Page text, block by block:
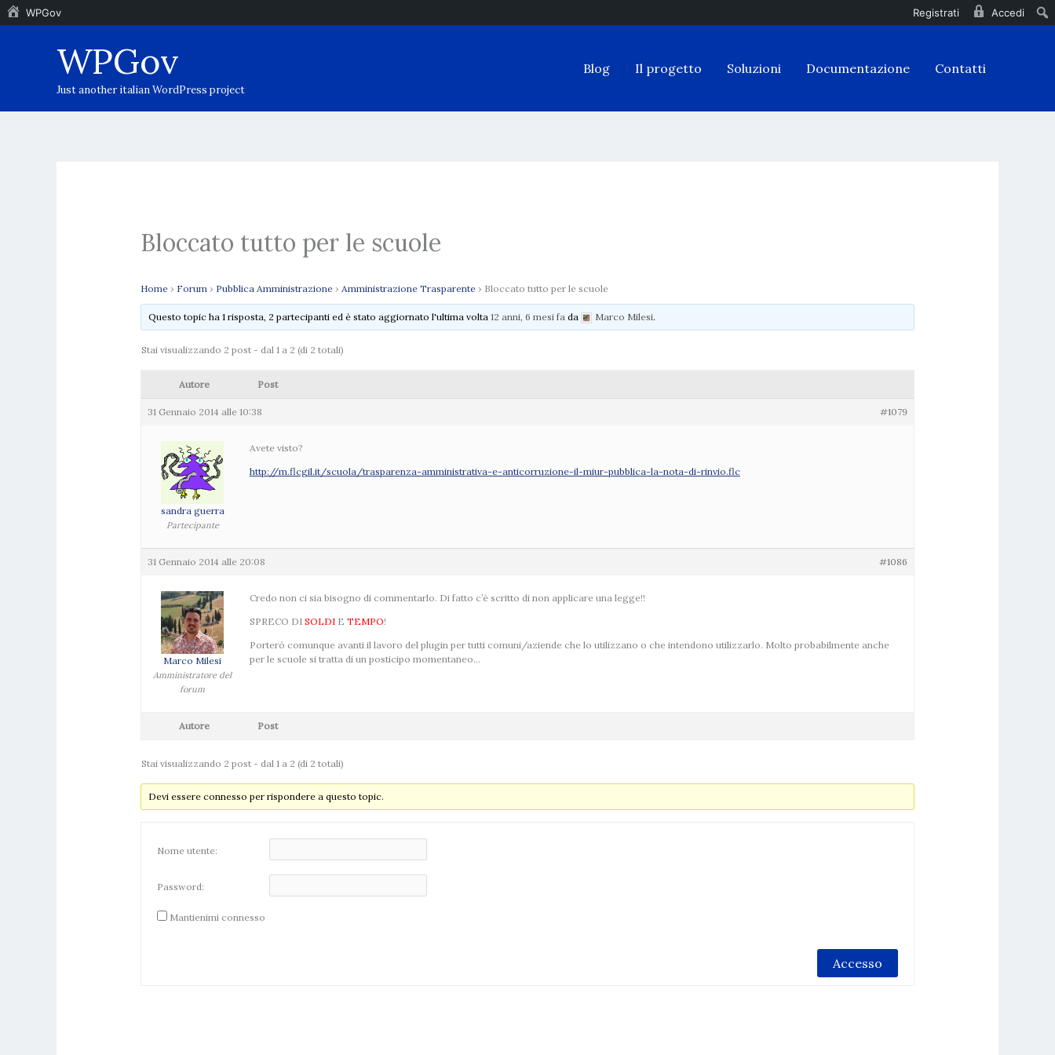
WPGov Registrati Accedi
WPGov
Just another italian WordPress project
Blog Il progetto Soluzioni Documentazione Contatti
Bloccato tutto per le scuole
Home › Forum › Pubblica Amministrazione › Amministrazione Trasparente › Bloccato tutto per le scuole
Questo topic ha 1 risposta, 2 partecipanti ed è stato aggiornato l'ultima volta 12 anni, 6 mesi fada Marco Milesi.
Stai visualizzando 2 post - dal 1 a 2 (di 2 totali)
Autore Post
31 Gennaio 2014 alle 10:38 #1079
sandra guerra
Partecipante
Avete visto?
http://m.flcgil.it/scuola/trasparenza-amministrativa-e-anticorruzione-il-miur-pubblica-la-nota-di-rinvio.flc
31 Gennaio 2014 alle 20:08 #1086
Marco Milesi
Amministratore del
forum
Credo non ci sia bisogno di commentarlo. Di fatto c’è scritto di non applicare una legge!!
SPRECO DI SOLDIE TEMPO!
Porterò comunque avanti il lavoro del plugin per tutti comuni/aziende che lo utilizzano o che intendono utilizzarlo. Molto probabilmente anche
per le scuole si tratta di un posticipo momentaneo…
Autore Post
Stai visualizzando 2 post - dal 1 a 2 (di 2 totali)
Devi essere connesso per rispondere a questo topic.
Nome utente:
Password:
Mantienimi connesso
Accesso